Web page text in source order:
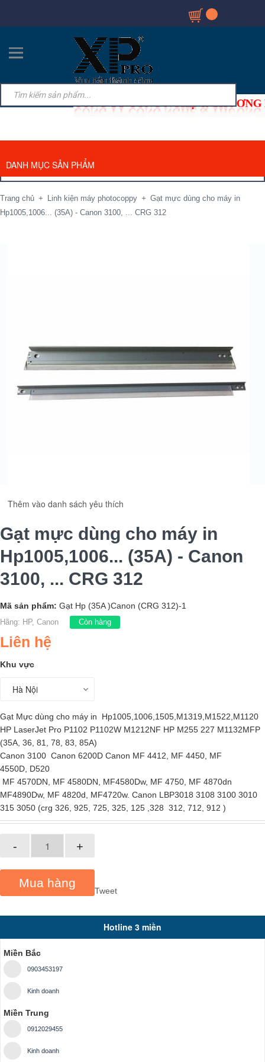
Sản phẩm
DANH MỤC SẢN PHẨM
DANH MỤC SẢN PHẨM
Trang chủ + Linh kiện máy photocoppy + Gạt mực dùng cho máy in
Hp1005,1006... (35A) - Canon 3100, ... CRG 312
Thêm vào danh sách yêu thích
Gạt mực dùng cho máy in
Hp1005,1006... (35A) - Canon
3100, ... CRG 312
Mã sản phẩm: Gạt Hp (35A )Canon (CRG 312)-1
Hãng: HP, Canon Còn hàng
Liên hệ
Khu vực
Gạt Mực dùng cho máy in Hp1005,1006,1505,M1319,M1522,M1120
HP LaserJet Pro P1102 P1102W M1212NF HP M255 227 M1132MFP
(35A, 36, 81, 78, 83, 85A)
Canon 3100 Canon 6200D Canon MF 4412, MF 4450, MF
4550D, D520
MF 4570DN, MF 4580DN, MF4580Dw, MF 4750, MF 4870dn
MF4890Dw, MF 4820d, MF4720w. Canon LBP3018 3108 3100 3010
315 3050 (crg 326, 925, 725, 325, 125 ,328 312, 712, 912 )
- +
Mua hàng
Tweet
Hotline 3 miền
Miền Bắc
0903453197
Kinh doanh
Miền Trung
0912029455
Kinh doanh